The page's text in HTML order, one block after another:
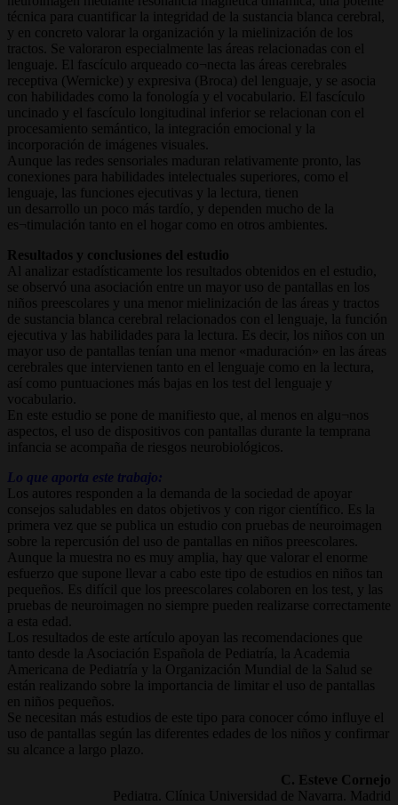
técnica para cuantificar la integridad de la sustancia blanca cerebral,
y en concreto valorar la organización y la mielinización de los
tractos. Se valoraron especialmente las áreas relacionadas con el
lenguaje. El fascículo arqueado co¬necta las áreas cerebrales
receptiva (Wernicke) y expresiva (Broca) del lenguaje, y se asocia
con habilidades como la fonología y el vocabulario. El fascículo
uncinado y el fascículo longitudinal inferior se relacionan con el
procesamiento semántico, la integración emocional y la
incorporación de imágenes visuales.
Aunque las redes sensoriales maduran relativamente pronto, las
conexiones para habilidades intelectuales superiores, como el
lenguaje, las funciones ejecutivas y la lectura, tienen
un desarrollo un poco más tardío, y dependen mucho de la
es¬timulación tanto en el hogar como en otros ambientes.
Resultados y conclusiones del estudio
Al analizar estadísticamente los resultados obtenidos en el estudio,
se observó una asociación entre un mayor uso de pantallas en los
niños preescolares y una menor mielinización de las áreas y tractos
de sustancia blanca cerebral relacionados con el lenguaje, la función
ejecutiva y las habilidades para la lectura. Es decir, los niños con un
mayor uso de pantallas tenían una menor «maduración» en las áreas
cerebrales que intervienen tanto en el lenguaje como en la lectura,
así como puntuaciones más bajas en los test del lenguaje y
vocabulario.
En este estudio se pone de manifiesto que, al menos en algu¬nos
aspectos, el uso de dispositivos con pantallas durante la temprana
infancia se acompaña de riesgos neurobiológicos.
Lo que aporta este trabajo:
Los autores responden a la demanda de la sociedad de apoyar
consejos saludables en datos objetivos y con rigor científico. Es la
primera vez que se publica un estudio con pruebas de neuroimagen
sobre la repercusión del uso de pantallas en niños preescolares.
Aunque la muestra no es muy amplia, hay que valorar el enorme
esfuerzo que supone llevar a cabo este tipo de estudios en niños tan
pequeños. Es difícil que los preescolares colaboren en los test, y las
pruebas de neuroimagen no siempre pueden realizarse correctamente
a esta edad.
Los resultados de este artículo apoyan las recomendaciones que
tanto desde la Asociación Española de Pediatría, la Academia
Americana de Pediatría y la Organización Mundial de la Salud se
están realizando sobre la importancia de limitar el uso de pantallas
en niños pequeños.
Se necesitan más estudios de este tipo para conocer cómo influye el
uso de pantallas según las diferentes edades de los niños y confirmar
su alcance a largo plazo.
C. Esteve Cornejo
Pediatra. Clínica Universidad de Navarra. Madrid